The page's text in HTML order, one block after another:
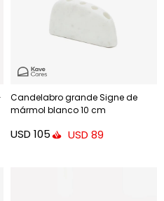
Candelabro grande Signe de
mármol blanco 10 cm
USD 105 USD 89